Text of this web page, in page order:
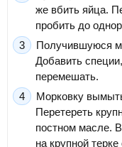
же вбить яйца.
пробить до
Получившуюся
Добавить
перемешать.
Морковку
Перетереть
постном масле.
на крупной